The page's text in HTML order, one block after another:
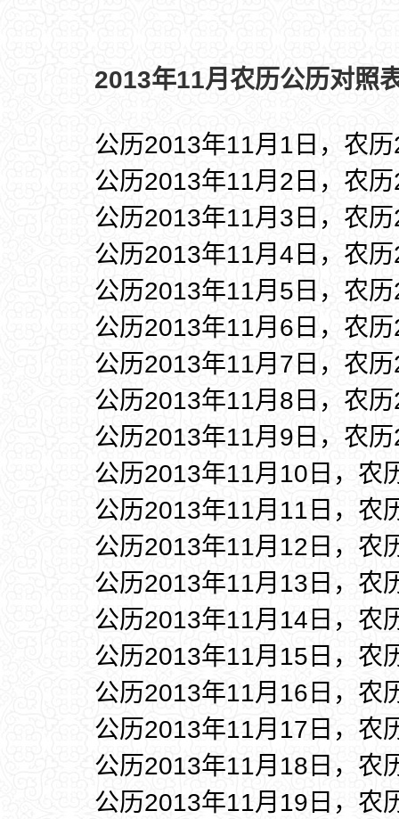
2013年11月农历公历对照
公历2013年11月1日，农
公历2013年11月2日，农
公历2013年11月3日，农
公历2013年11月4日，农
公历2013年11月5日，农
公历2013年11月6日，农
公历2013年11月7日，农
公历2013年11月8日，农
公历2013年11月9日，农
公历2013年11月10日，农
公历2013年11月11日，农
公历2013年11月12日，农
公历2013年11月13日，农
公历2013年11月14日，农
公历2013年11月15日，农
公历2013年11月16日，农
公历2013年11月17日，农
公历2013年11月18日，农
公历2013年11月19日，农